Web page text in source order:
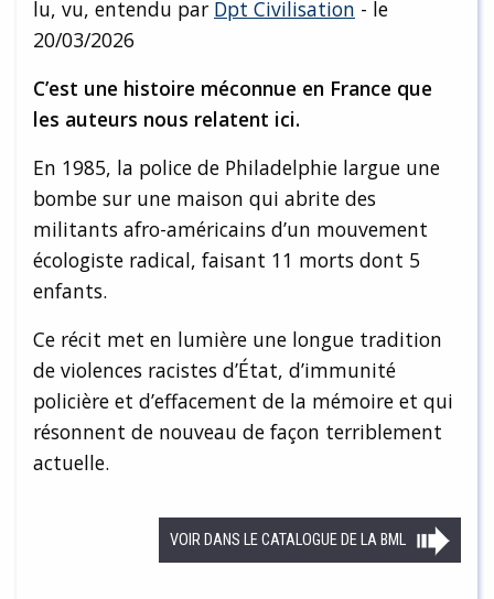
lu, vu, entendu par Dpt Civilisation - le
20/03/2026
C’est une histoire méconnue en France que
les auteurs nous relatent ici.
En 1985, la police de Philadelphie largue une
bombe sur une maison qui abrite des
militants afro-américains d’un mouvement
écologiste radical, faisant 11 morts dont 5
enfants.
Ce récit met en lumière une longue tradition
de violences racistes d’État, d’immunité
policière et d’effacement de la mémoire et qui
résonnent de nouveau de façon terriblement
actuelle.
VOIR DANS LE CATALOGUE DE LA BML